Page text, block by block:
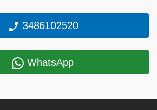
3486102520
WhatsApp